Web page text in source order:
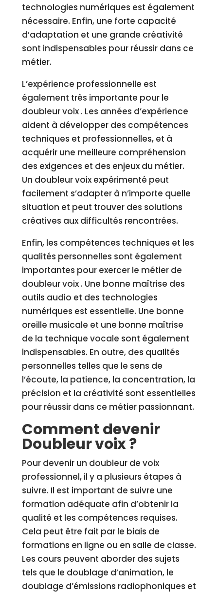
technologies numériques est également
nécessaire. Enfin, une forte capacité
d’adaptation et une grande créativité
sont indispensables pour réussir dans ce
métier.
L’expérience professionnelle est
également très importante pour le
doubleur voix . Les années d’expérience
aident à développer des compétences
techniques et professionnelles, et à
acquérir une meilleure compréhension
des exigences et des enjeux du métier.
Un doubleur voix expérimenté peut
facilement s’adapter à n’importe quelle
situation et peut trouver des solutions
créatives aux difficultés rencontrées.
Enfin, les compétences techniques et les
qualités personnelles sont également
importantes pour exercer le métier de
doubleur voix . Une bonne maîtrise des
outils audio et des technologies
numériques est essentielle. Une bonne
oreille musicale et une bonne maîtrise
de la technique vocale sont également
indispensables. En outre, des qualités
personnelles telles que le sens de
l’écoute, la patience, la concentration, la
précision et la créativité sont essentielles
pour réussir dans ce métier passionnant.
Comment devenir
Doubleur voix ?
Pour devenir un doubleur de voix
professionnel, il y a plusieurs étapes à
suivre. Il est important de suivre une
formation adéquate afin d’obtenir la
qualité et les compétences requises.
Cela peut être fait par le biais de
formations en ligne ou en salle de classe.
Les cours peuvent aborder des sujets
tels que le doublage d’animation, le
doublage d’émissions radiophoniques et